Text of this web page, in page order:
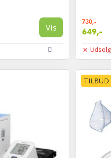
Vis
730,-
649,-
TILBUD